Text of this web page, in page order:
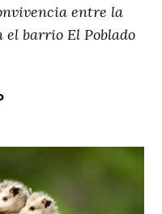
entre la
barrio El Poblado